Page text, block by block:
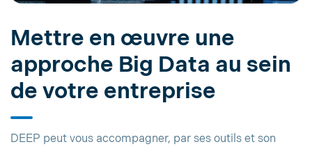
Mettre en œuvre une
approche Big Data au sein
de votre entreprise
DEEP peut vous accompagner, par ses outils et son